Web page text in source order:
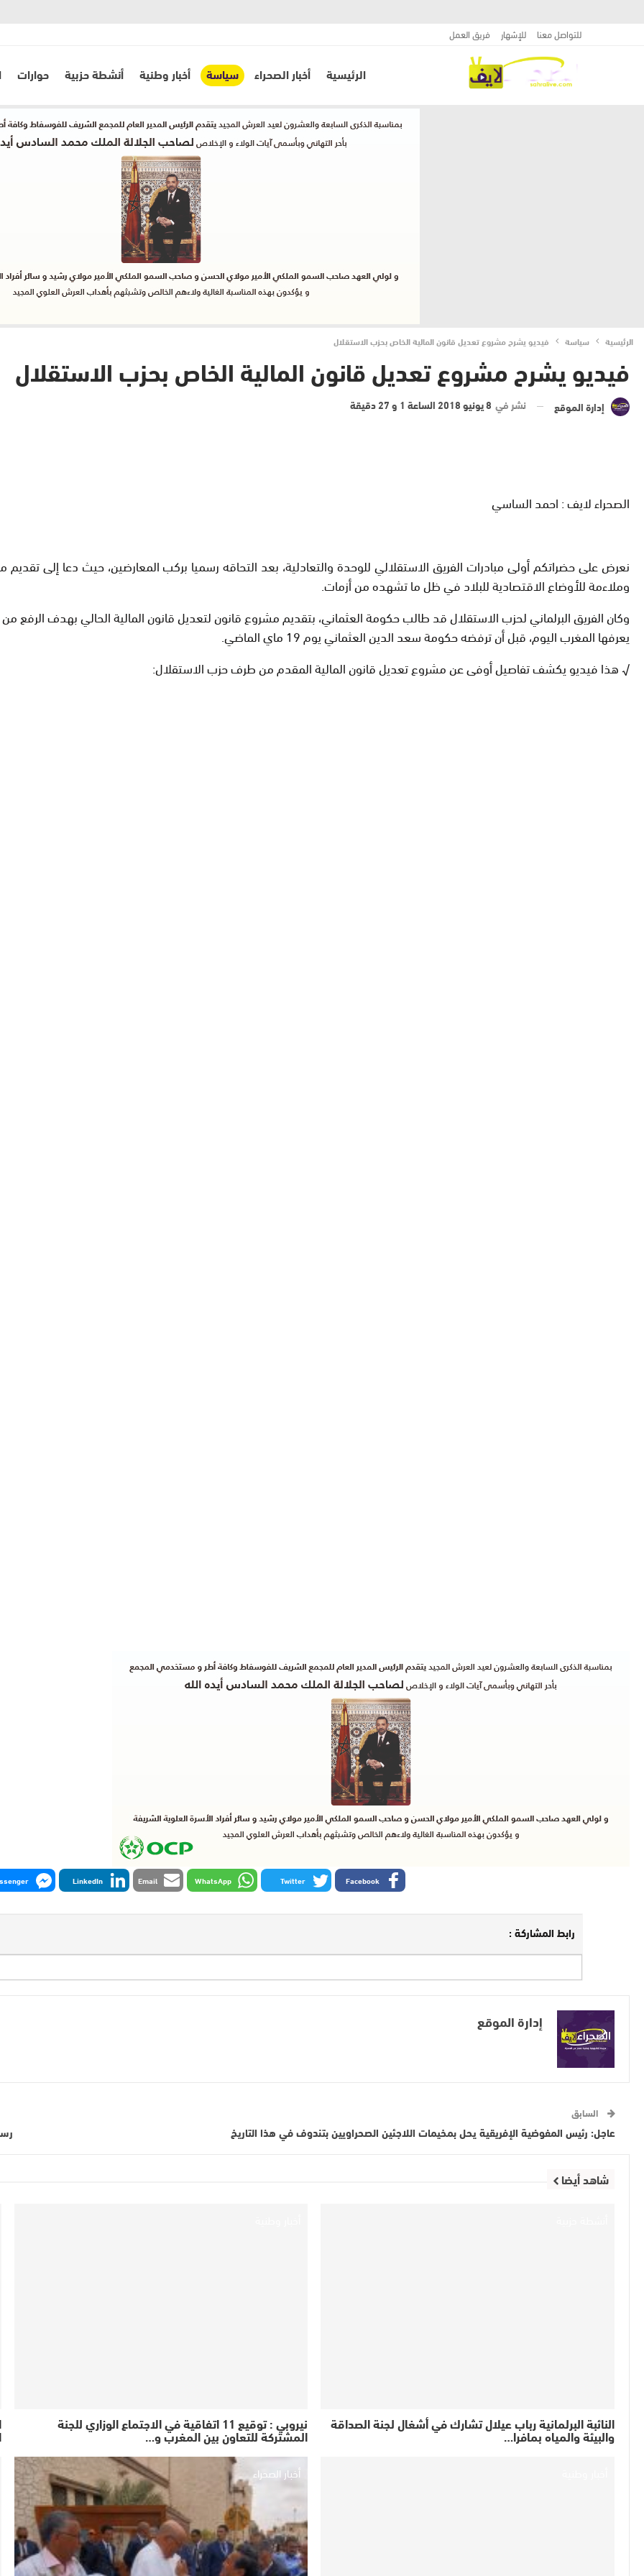
للتواصل معنا للإشهار فريق العمل
الرئيسية أخبار الصحراء سياسة أخبار وطنية أنشطة حزبية حوارات
الرئيسية سياسة فيديو يشرح مشروع تعديل قانون المالية الخاص بحزب الاستقلال
فيديو يشرح مشروع تعديل قانون المالية الخاص بحزب الاستقلال
إدارة الموقع نشر في 8 يونيو 2018 الساعة 1 و 27 دقيقة
الصحراء لايف : احمد الساسي
نعرض على حضراتكم أولى مبادرات الفريق الاستقلالي للوحدة والتعادلية، بعد التحاقه رسميا بركب المعارضين، حيث دعا إلى
وملاءمة للأوضاع الاقتصادية للبلاد في ظل ما تشهده من أزمات.
وكان الفريق البرلماني لحزب الاستقلال قد طالب حكومة العثماني، بتقديم مشروع قانون لتعديل قانون المالية الحالي بهدف الرفع من
يعرفها المغرب اليوم، قبل أن ترفضه حكومة سعد الدين العثماني يوم 19 ماي الماضي.
√ هذا فيديو يكشف تفاصيل أوفى عن مشروع تعديل قانون المالية المقدم من طرف حزب الاستقلال:
Facebook
Twitter
WhatsApp
Email
LinkedIn
رابط المشاركة :
إدارة الموقع
السابق
عاجل: رئيس المفوضية الإفريقية يحل بمخيمات اللاجئين الصحراويين بتندوف في هذا التاريخ
شاهد أيضا
النائبة البرلمانية رباب عيلال تشارك في أشغال لجنة الصداقة
والبيئة والمياه بمافرا…
نيروبي : توقيع 11 اتفاقية في الاجتماع الوزاري للجنة
المشتركة للتعاون بين المغرب و…
أخبار الصحراء